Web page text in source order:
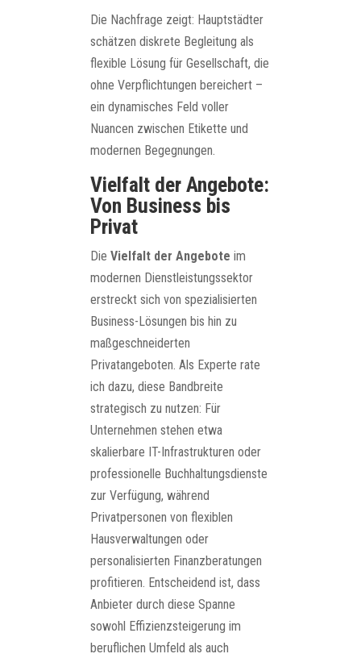
Die Nachfrage zeigt: Hauptstädter
schätzen diskrete Begleitung als
flexible Lösung für Gesellschaft, die
ohne Verpflichtungen bereichert –
ein dynamisches Feld voller
Nuancen zwischen Etikette und
modernen Begegnungen.
Vielfalt der Angebote:
Von Business bis
Privat
Die Vielfalt der Angebote im
modernen Dienstleistungssektor
erstreckt sich von spezialisierten
Business-Lösungen bis hin zu
maßgeschneiderten
Privatangeboten. Als Experte rate
ich dazu, diese Bandbreite
strategisch zu nutzen: Für
Unternehmen stehen etwa
skalierbare IT-Infrastrukturen oder
professionelle Buchhaltungsdienste
zur Verfügung, während
Privatpersonen von flexiblen
Hausverwaltungen oder
personalisierten Finanzberatungen
profitieren. Entscheidend ist, dass
Anbieter durch diese Spanne
sowohl Effizienzsteigerung im
beruflichen Umfeld als auch